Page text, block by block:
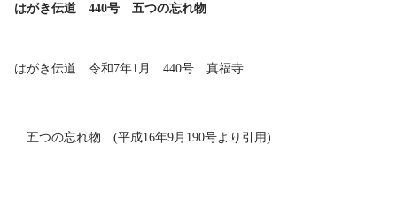
はがき伝道 440号 五つの忘れ物
はがき伝道 令和7年1月 440号 真福寺
五つの忘れ物 (平成16年9月190号より引用)